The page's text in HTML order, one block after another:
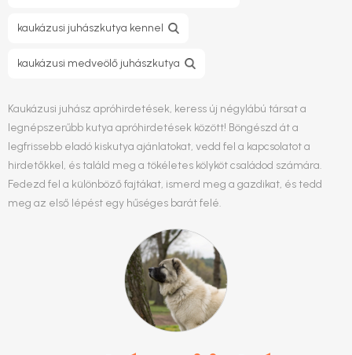
kaukázusi juhászkutya kennel
kaukázusi medveölő juhászkutya
Kaukázusi juhász apróhirdetések, keress új négylábú társat a
legnépszerűbb kutya apróhirdetések között! Böngészd át a
legfrissebb eladó kiskutya ajánlatokat, vedd fel a kapcsolatot a
hirdetőkkel, és találd meg a tökéletes kölyköt családod számára.
Fedezd fel a különböző fajtákat, ismerd meg a gazdikat, és tedd
meg az első lépést egy hűséges barát felé.